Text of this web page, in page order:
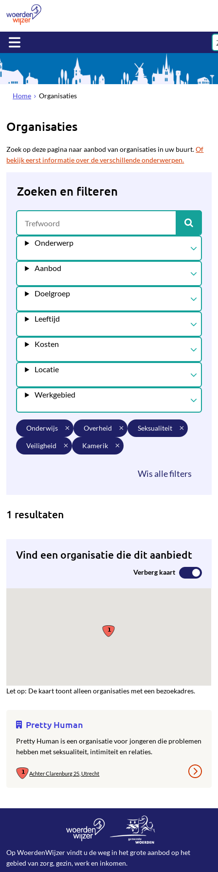
Home Organisaties
Organisaties
Zoek op deze pagina naar aanbod van organisaties in uw buurt.Of
bekijk eerst informatie over de verschillende onderwerpen.
Zoeken en filteren
Onderwerp
Aanbod
Doelgroep
Leeftijd
Kosten
Locatie
Werkgebied
onderwijs overheid seksualiteit
veiligheid kamerik
1 resultaten
Vind een organisatie die dit aanbiedt
Verberg kaart
Let op: De kaart toont alleen organisaties met een bezoekadres.
Pretty Human
Pretty Human is een organisatie voor jongeren die problemen
hebben met seksualiteit, intimiteit en relaties.
Achter Clarenburg 25, Utrecht
Op WoerdenWijzer vindt u de weg in het grote aanbod op het
gebied van zorg, gezin, werk en inkomen.